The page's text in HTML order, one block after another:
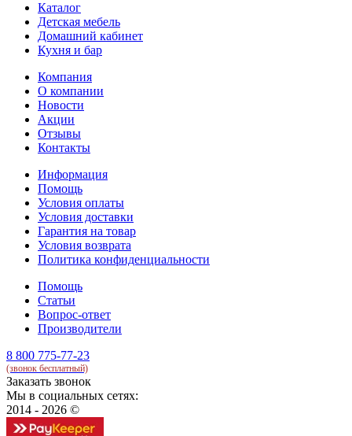
Каталог
Детская мебель
Домашний кабинет
Кухня и бар
Компания
О компании
Новости
Акции
Отзывы
Контакты
Информация
Помощь
Условия оплаты
Условия доставки
Гарантия на товар
Условия возврата
Политика конфиденциальности
Помощь
Статьи
Вопрос-ответ
Производители
8 800 775-77-23
(звонок бесплатный)
Заказать звонок
Мы в социальных сетях:
2014 - 2026 ©